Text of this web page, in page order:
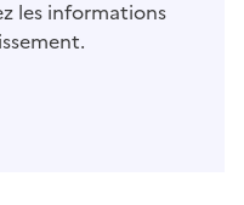
les informations